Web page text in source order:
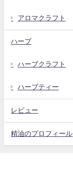
アロマクラフト
ハーブ
ハーブクラフト
ハーブティー
レビュー
精油のプロフィール